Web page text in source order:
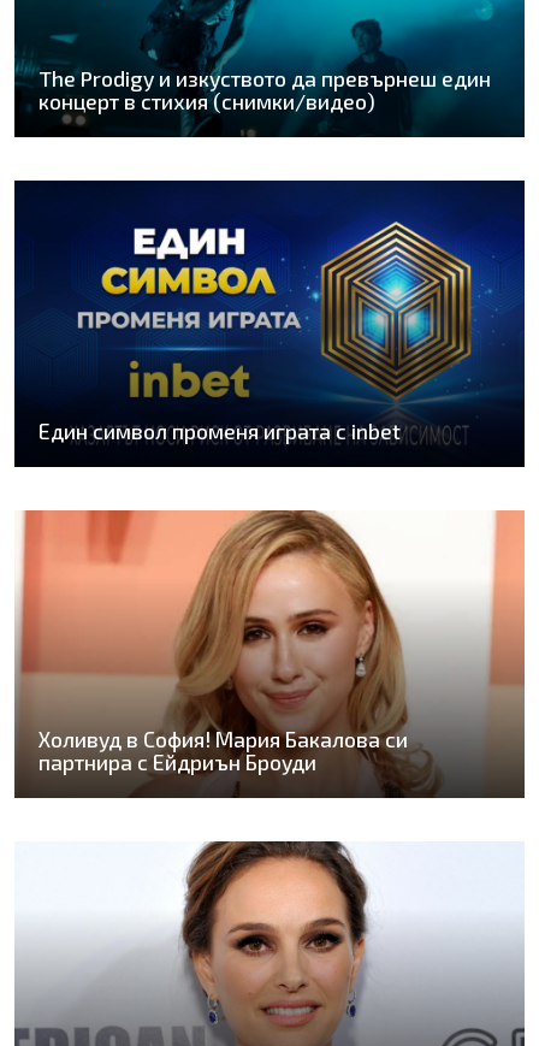
The Prodigy и изкуството да превърнеш един
концерт в стихия (снимки/видео)
Един символ променя играта с inbet
Холивуд в София! Мария Бакалова си
партнира с Ейдриън Броуди